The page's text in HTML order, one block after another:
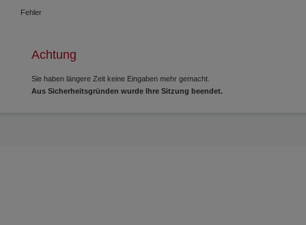
Fehler
Achtung
Sie haben längere Zeit keine Eingaben mehr gemacht.
Aus Sicherheitsgründen wurde Ihre Sitzung beendet.